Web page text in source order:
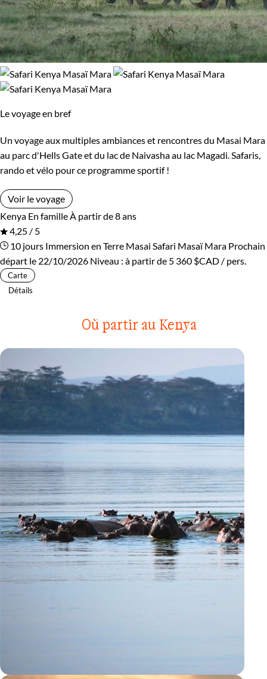
Le voyage en bref
Un voyage aux multiples ambiances et rencontres du Masai Mara
au parc d'Hells Gate et du lac de Naivasha au lac Magadi. Safaris,
rando et vélo pour ce programme sportif !
Voir le voyage
Kenya En famille À partir de 8 ans
4,25 / 5
10 jours Immersion en Terre Masai Safari Masaï Mara Prochain
départ le 22/10/2026 Niveau : à partir de 5 360 $CAD / pers.
Carte
Détails
Où partir au Kenya